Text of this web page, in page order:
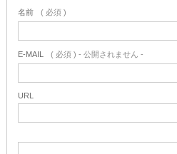
名前 ( 必須 )
E-MAIL ( 必須 ) - 公開されません -
URL